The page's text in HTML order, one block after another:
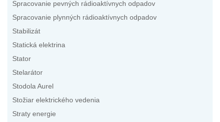
Spracovanie pevných rádioaktívnych odpadov
Spracovanie plynných rádioaktívnych odpadov
Stabilizát
Statická elektrina
Stator
Stelarátor
Stodola Aurel
Stožiar elektrického vedenia
Straty energie